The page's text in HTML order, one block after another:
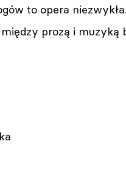
to opera
prozą i muzyką